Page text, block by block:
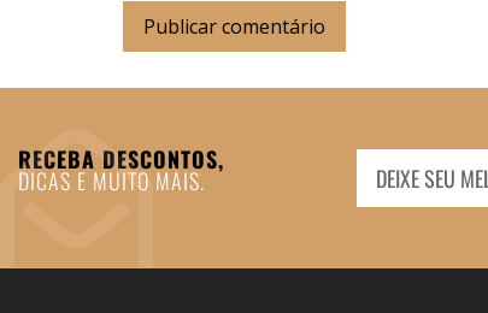
RECEBA DESCONTOS,
DICAS E MUITO MAIS.